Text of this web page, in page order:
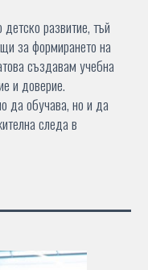
развитие, тъй
за формирането на
създавам учебна
и доверие.
да обучава, но и да
следа в